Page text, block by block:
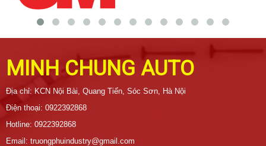
MINH CHUNG AUTO
Địa chỉ: KCN Nội Bài, Quang Tiến, Sóc Sơn, Hà Nội
Điện thoại: 0922392868
Hotline: 0922392868
Email: truongphuindustry@gmail.com